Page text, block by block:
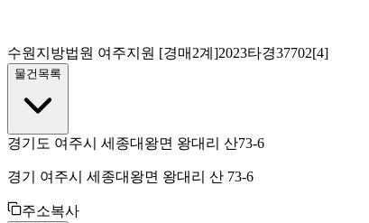
수원지방법원 여주지원 [경매2계]2023타경37702[4]
물건목록
경기도 여주시 세종대왕면 왕대리 산73-6
경기 여주시 세종대왕면 왕대리 산 73-6
주소복사